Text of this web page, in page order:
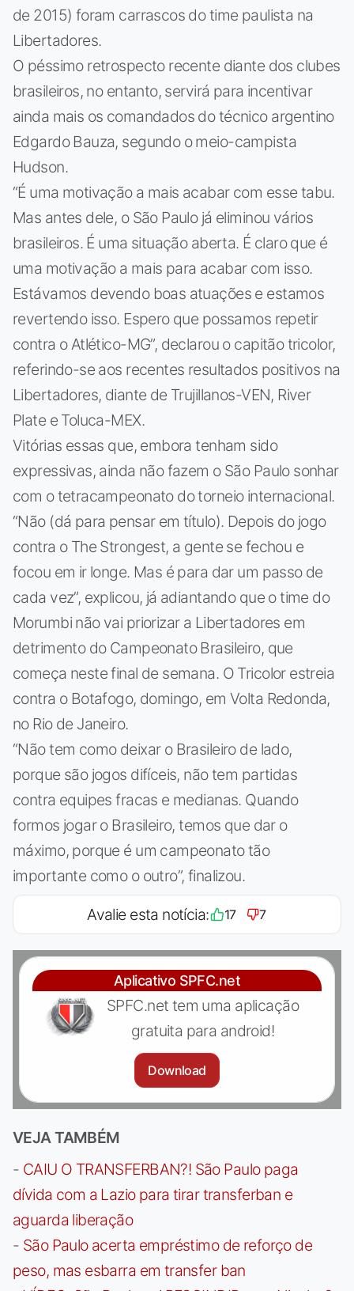
de 2015) foram carrascos do time paulista na
Libertadores.
O péssimo retrospecto recente diante dos clubes
brasileiros, no entanto, servirá para incentivar
ainda mais os comandados do técnico argentino
Edgardo Bauza, segundo o meio-campista
Hudson.
“É uma motivação a mais acabar com esse tabu.
Mas antes dele, o São Paulo já eliminou vários
brasileiros. É uma situação aberta. É claro que é
uma motivação a mais para acabar com isso.
Estávamos devendo boas atuações e estamos
revertendo isso. Espero que possamos repetir
contra o Atlético-MG”, declarou o capitão tricolor,
referindo-se aos recentes resultados positivos na
Libertadores, diante de Trujillanos-VEN, River
Plate e Toluca-MEX.
Vitórias essas que, embora tenham sido
expressivas, ainda não fazem o São Paulo sonhar
com o tetracampeonato do torneio internacional.
“Não (dá para pensar em título). Depois do jogo
contra o The Strongest, a gente se fechou e
focou em ir longe. Mas é para dar um passo de
cada vez”, explicou, já adiantando que o time do
Morumbi não vai priorizar a Libertadores em
detrimento do Campeonato Brasileiro, que
começa neste final de semana. O Tricolor estreia
contra o Botafogo, domingo, em Volta Redonda,
no Rio de Janeiro.
“Não tem como deixar o Brasileiro de lado,
porque são jogos difíceis, não tem partidas
contra equipes fracas e medianas. Quando
formos jogar o Brasileiro, temos que dar o
máximo, porque é um campeonato tão
importante como o outro”, finalizou.
Avalie esta notícia: 17 7
Aplicativo SPFC.net
SPFC.net tem uma aplicação
gratuita para android!
Download
VEJA TAMBÉM
- CAIU O TRANSFERBAN?! São Paulo paga
dívida com a Lazio para tirar transferban e
aguarda liberação
- São Paulo acerta empréstimo de reforço de
peso, mas esbarra em transfer ban